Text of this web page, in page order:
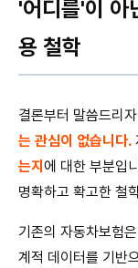
'어디를'이 아
용 철학
결론부터 말씀드리
는 관심이 없습니다.
는지 에 대한 부분입
명확하고 확고한 철
기존의 자동차보험
계적 데이터를 기반